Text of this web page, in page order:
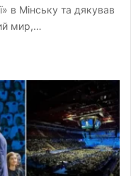
в Мінську та дякував
мир,…